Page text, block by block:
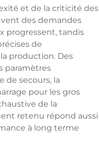
et de la criticité des
des demandes
progressent, tandis
de
production. Des
paramètres
de secours, la
pour les gros
de la
retenu répond aussi
à long terme